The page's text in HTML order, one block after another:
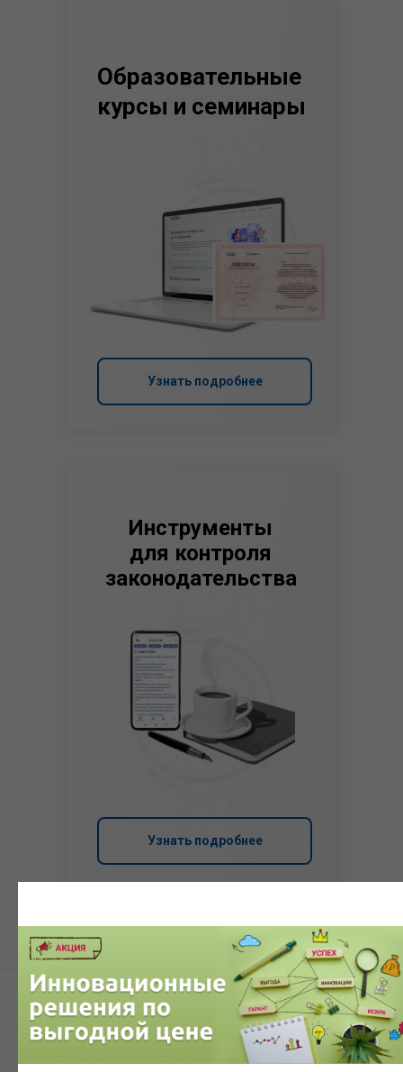
Узнать подробнее
Инструменты
для контроля
законодательства
Узнать подробнее
Образовательные
курсы и семинары
Система